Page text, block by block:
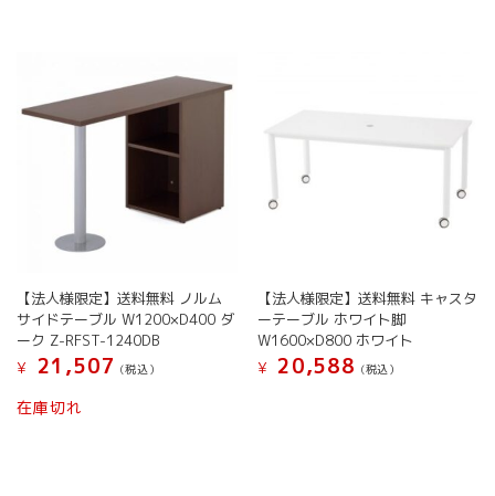
【法人様限定】送料無料 ノルム
サイドテーブル W1200×D400 ダ
ーク Z-RFST-1240DB
¥
21,507 (税込）
在庫切れ
【法人様限定】送料無料 キャスタ
ーテーブル ホワイト脚
W1600×D800 ホワイト
¥ 20,588 (税込）